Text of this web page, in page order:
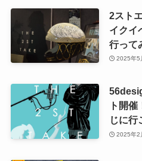
2スト
イクイ
行って
2025年5
ト開
じに行
2025年2